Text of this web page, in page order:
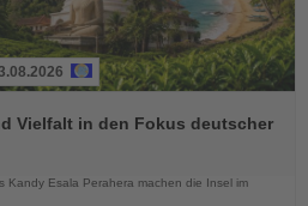
Vielfalt in den Fokus deutscher
Kandy Esala Perahera machen die Insel im